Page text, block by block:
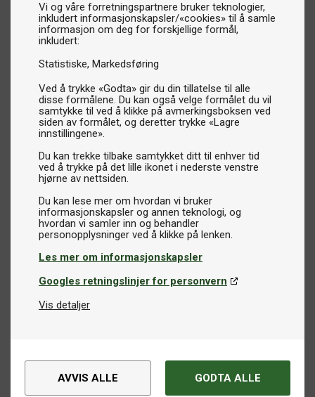
Vi og våre forretningspartnere bruker teknologier,
inkludert informasjonskapsler/«cookies» til å samle
informasjon om deg for forskjellige formål,
inkludert:
Statistiske Markedsføring
Ved å trykke «Godta» gir du din tillatelse til alle
disse formålene. Du kan også velge formålet du vil
samtykke til ved å klikke på avmerkingsboksen ved
siden av formålet, og deretter trykke «Lagre
innstillingene».
Du kan trekke tilbake samtykket ditt til enhver tid
ved å trykke på det lille ikonet i nederste venstre
hjørne av nettsiden.
Du kan lese mer om hvordan vi bruker
informasjonskapsler og annen teknologi, og
hvordan vi samler inn og behandler
Les mer om informasjonskapsler
Googles retningslinjer for personvern
Vis detaljer
AVVIS ALLE GODTA ALLE